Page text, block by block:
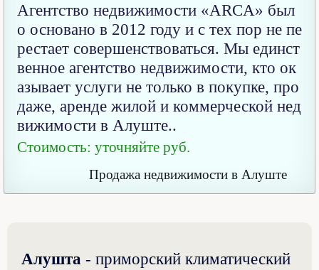
Агентство недвижимости «ARCA» был
о основано в 2012 году и с тех пор не пе
рестает совершенствоваться. Мы единст
венное агентство недвижимости, кто ок
азывает услуги не только в покупке, про
даже, аренде жилой и коммерческой нед
вижимости в Алуште..
Стоимость: уточняйте руб.
Продажа недвижимости в Алуште
Алушта - приморский климатический